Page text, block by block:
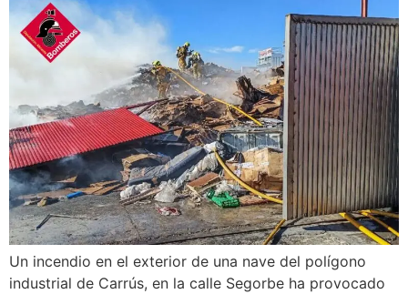
Un incendio en el exterior de una nave del polígono
industrial de Carrús, en la calle Segorbe ha provocado